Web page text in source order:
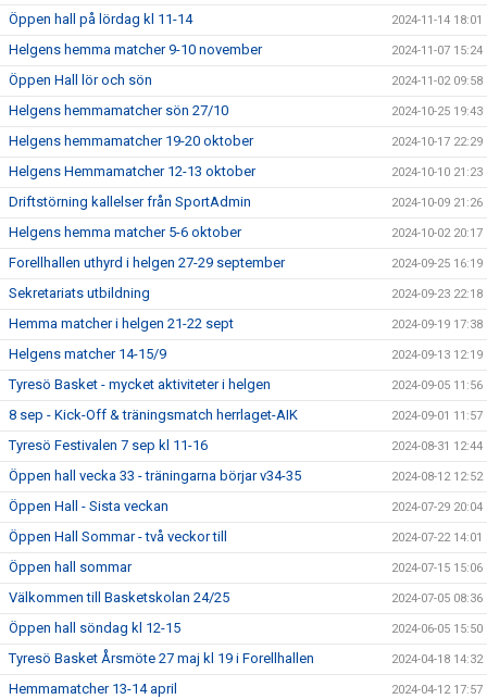
Öppen hall på lördag kl 11-14 2024-11-14 18:01
Helgens hemma matcher 9-10 november 2024-11-07 15:24
Öppen Hall lör och sön 2024-11-02 09:58
Helgens hemmamatcher sön 27/10 2024-10-25 19:43
Helgens hemmamatcher 19-20 oktober 2024-10-17 22:29
Helgens Hemmamatcher 12-13 oktober 2024-10-10 21:23
Driftstörning kallelser från SportAdmin 2024-10-09 21:26
Helgens hemma matcher 5-6 oktober 2024-10-02 20:17
Forellhallen uthyrd i helgen 27-29 september 2024-09-25 16:19
Sekretariats utbildning 2024-09-23 22:18
Hemma matcher i helgen 21-22 sept 2024-09-19 17:38
Helgens matcher 14-15/9 2024-09-13 12:19
Tyresö Basket - mycket aktiviteter i helgen 2024-09-05 11:56
8 sep - Kick-Off & träningsmatch herrlaget-AIK 2024-09-01 11:57
Tyresö Festivalen 7 sep kl 11-16 2024-08-31 12:44
Öppen hall vecka 33 - träningarna börjar v34-35 2024-08-12 12:52
Öppen Hall - Sista veckan 2024-07-29 20:04
Öppen Hall Sommar - två veckor till 2024-07-22 14:01
Öppen hall sommar 2024-07-15 15:06
Välkommen till Basketskolan 24/25 2024-07-05 08:36
Öppen hall söndag kl 12-15 2024-06-05 15:50
Tyresö Basket Årsmöte 27 maj kl 19 i Forellhallen 2024-04-18 14:32
Hemmamatcher 13-14 april 2024-04-12 17:57